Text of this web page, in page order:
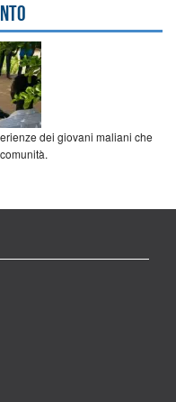
dei giovani maliani che